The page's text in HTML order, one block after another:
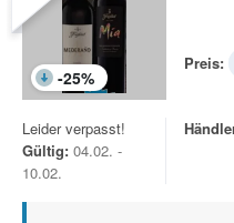
-25%
Preis:
Leider verpasst!
Gültig: 04.02. -
10.02.